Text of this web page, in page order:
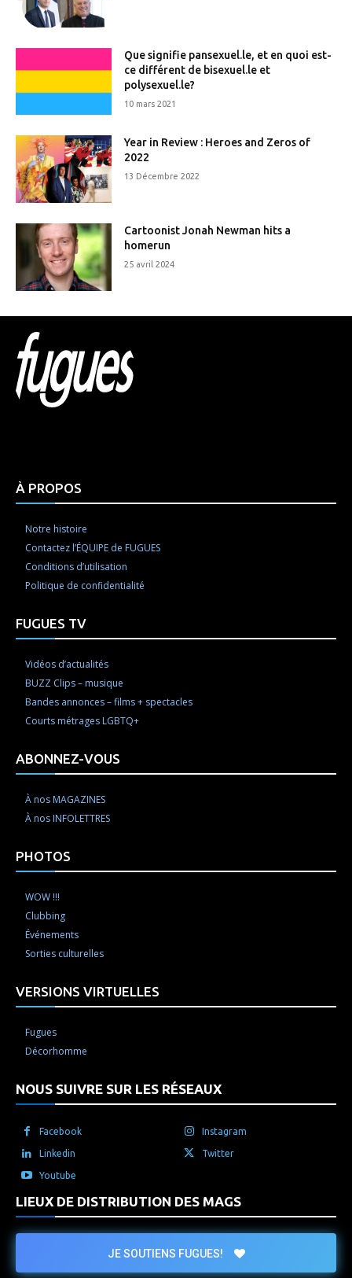
Que signifie pansexuel.le, et en quoi est-
ce différent de bisexuel.le et
polysexuel.le?
10 mars 2021
Year in Review : Heroes and Zeros of
2022
13 Décembre 2022
Cartoonist Jonah Newman hits a
homerun
25 avril 2024
À PROPOS
Notre histoire
Contactez l’ÉQUIPE de FUGUES
Conditions d’utilisation
Politique de confidentialité
FUGUES TV
Vidéos d’actualités
BUZZ Clips – musique
Bandes annonces – films + spectacles
Courts métrages LGBTQ+
ABONNEZ-VOUS
À nos MAGAZINES
À nos INFOLETTRES
PHOTOS
WOW !!!
Clubbing
Événements
Sorties culturelles
VERSIONS VIRTUELLES
Fugues
Décorhomme
NOUS SUIVRE SUR LES RÉSEAUX
Facebook Instagram
Linkedin Twitter
Youtube
LIEUX DE DISTRIBUTION DES MAGS
JE SOUTIENS FUGUES!